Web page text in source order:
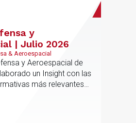
y
| Julio 2026
& Aeroespacial
y Aeroespacial de
un Insight con las
más relevantes